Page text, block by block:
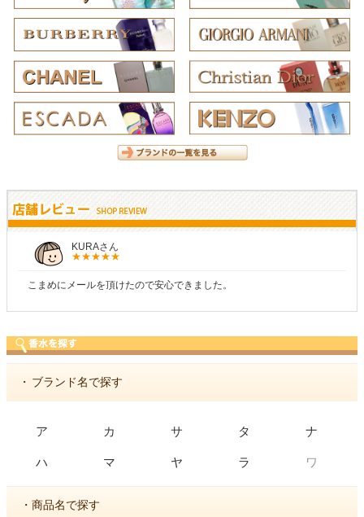
きました。 商品が早く届いたのでよかったで
・ ブランド名で探す
ア カ サ タ ナ
ハ マ ヤ ラ ワ
・商品名で探す